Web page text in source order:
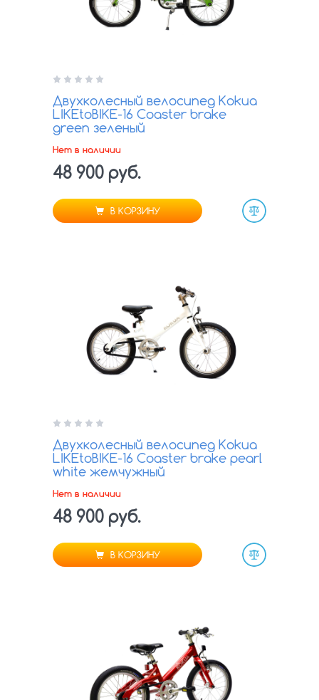
Двухколесный велосипед Kokua
LIKEtoBIKE-16 Coaster brake
green зеленый
Нет в наличии
48 900 руб.
В КОРЗИНУ
Двухколесный велосипед Kokua
LIKEtoBIKE-16 Coaster brake pearl
white жемчужный
Нет в наличии
48 900 руб.
В КОРЗИНУ